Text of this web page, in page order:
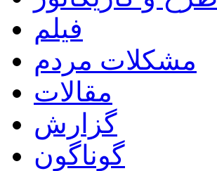
فیلم
مشکلات مردم
مقالات
گزارش
گوناگون